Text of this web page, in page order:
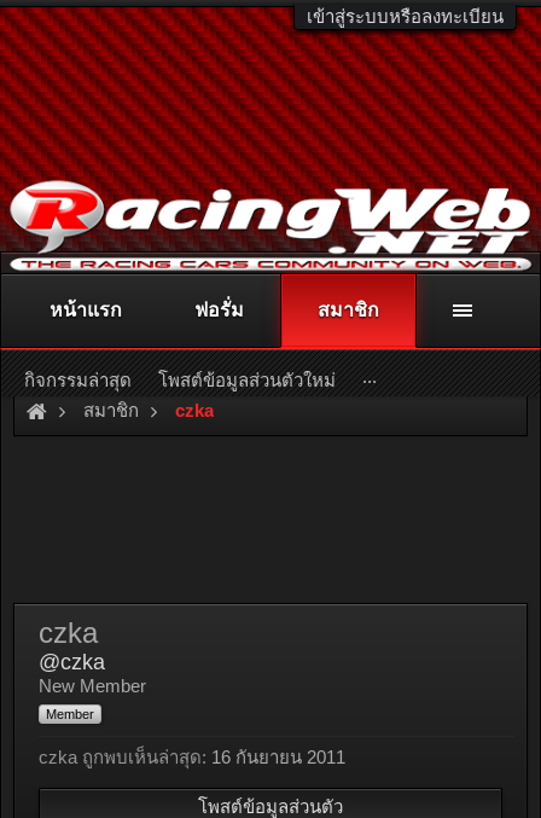
เข้าสู่ระบบหรือลงทะเบียน
ติดต่อลงโฆษณา racingweb@gmail.comหรือโทร. 081-811-1138
หรืออ่านรายละเอียดเพิ่มเติม คลิกที่นี่
สมาชิก czka
czka
@czka
New Member
Member
czka ถูกพบเห็นล่าสุด: 16 กันยายน 2011
โพสต์ข้อมูลส่วนตัว
หน้าแรก ฟอรั่ม สมาชิก
กิจกรรมล่าสุด โพสต์ข้อมูลส่วนตัวใหม่ ...